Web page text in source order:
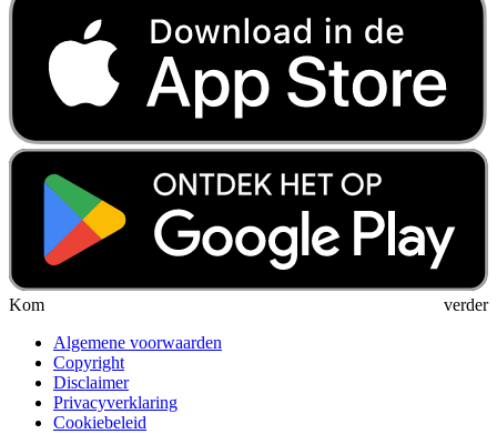
Kom verder
Algemene voorwaarden
Copyright
Disclaimer
Privacyverklaring
Cookiebeleid